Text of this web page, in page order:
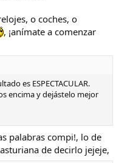
o coches, o
, ¡anímate a comenzar
es ESPECTACULAR.
encima y dejástelo mejor
palabras compi!, lo de
de decirlo jejeje,